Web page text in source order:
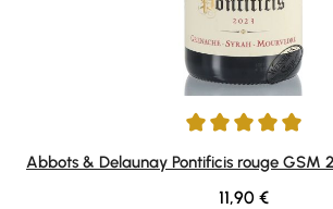
Durchschnittliche Bewertung von 5 von
Abbots & Delaunay Pontificis rouge GSM
Regulärer Preis:
11,90 €